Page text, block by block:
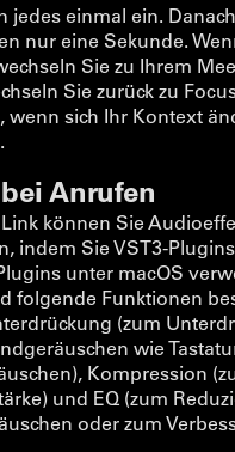
jedes einmal ein.
nur eine Sekunde.
Sie zu Ihrem
Sie zurück zu
wenn sich Ihr Kontext
Anrufen
können Sie
indem Sie VST3-
unter macOS
folgende Funktionen
(zum
wie
Kompression
und EQ (zum
oder zum